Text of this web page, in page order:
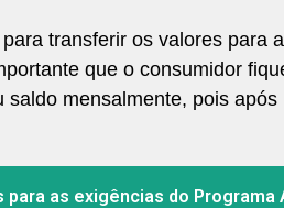
transferir os valores para
que o consumidor
mensalmente, pois
para as exigências do Programa